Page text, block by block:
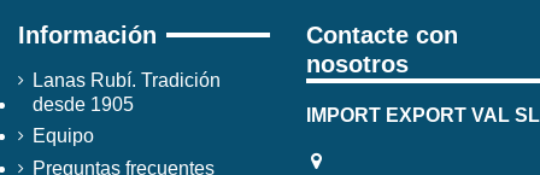
Información
Lanas Rubí. Tradición
desde 1905
Equipo
Preguntas frecuentes
Contacte con
nosotros
IMPORT EXPORT VAL SL